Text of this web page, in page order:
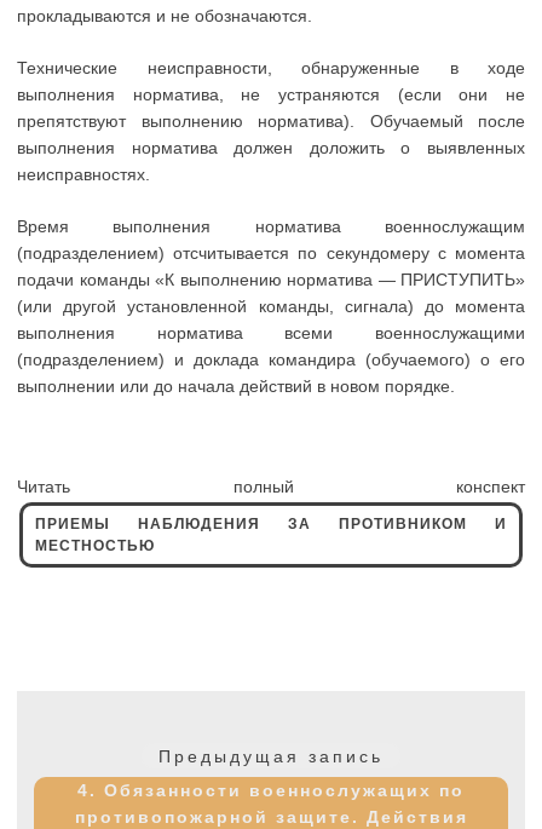
прокладываются и не обозначаются.
Технические неисправности, обнаруженные в ходе
выполнения норматива, не устраняются (если они не
препятствуют выполнению норматива). Обучаемый после
выполнения норматива должен доложить о выявленных
неисправностях.
Время выполнения норматива военнослужащим
(подразделением) отсчитывается по секундомеру с момента
подачи команды «К выполнению норматива — ПРИСТУПИТЬ»
(или другой установленной команды, сигнала) до момента
выполнения норматива всеми военнослужащими
(подразделением) и доклада командира (обучаемого) о его
выполнении или до начала действий в новом порядке.
Читать полный конспект
ПРИЕМЫ НАБЛЮДЕНИЯ ЗА ПРОТИВНИКОМ И
МЕСТНОСТЬЮ
Предыдущая запись
запись:
4. Обязанности военнослужащих по
противопожарной защите. Действия